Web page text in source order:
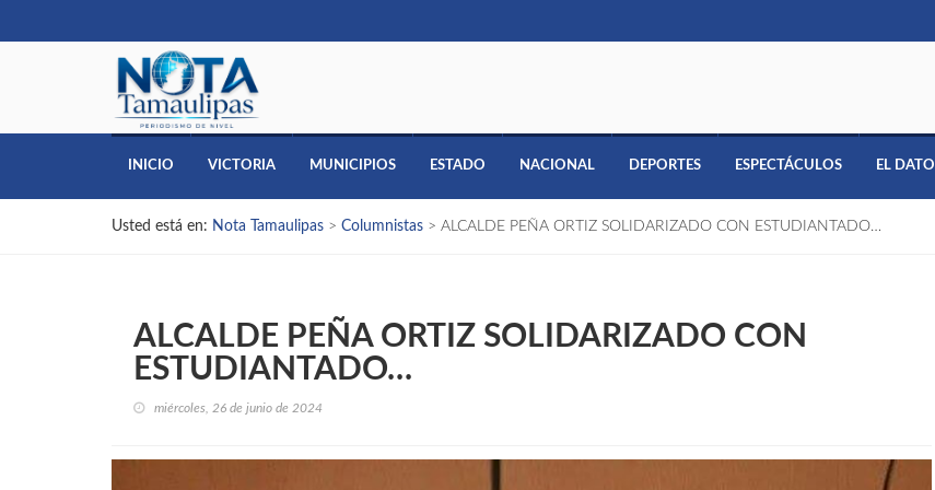
INICIO VICTORIA MUNICIPIOS ESTADO NACIONAL DEPORTES ESPECTÁCULOS EL DATO
Usted está en: Nota Tamaulipas > Columnistas > ALCALDE PEÑA ORTIZ SOLIDARIZADO CON ESTUDIANTADO…
ALCALDE PEÑA ORTIZ SOLIDARIZADO CON
ESTUDIANTADO…
miércoles, 26 de junio de 2024